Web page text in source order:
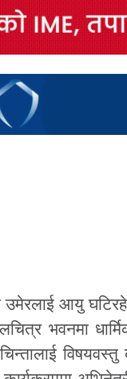
उमेरलाई आयु
भवनमा
विषयवस्तु